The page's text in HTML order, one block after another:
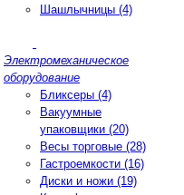
Шашлычницы (4)
Электромеханическое
оборудование
Бликсеры (4)
Вакуумные
упаковщики (20)
Весы торговые (28)
Гастроемкости (16)
Диски и ножи (19)